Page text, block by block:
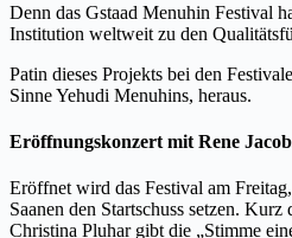
Denn das Gstaad Menuhin Festival
Institution weltweit zu den
Patin dieses Projekts bei den
Sinne Yehudi Menuhins, heraus.
Eröffnungskonzert mit Rene
Eröffnet wird das Festival am
Saanen den Startschuss setzen.
Christina Pluhar gibt die „Stimme